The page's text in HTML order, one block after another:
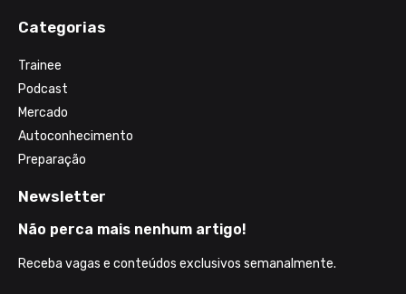
Categorias
Trainee
Podcast
Mercado
Autoconhecimento
Preparação
Newsletter
Não perca mais nenhum artigo!
Receba vagas e conteúdos exclusivos semanalmente.